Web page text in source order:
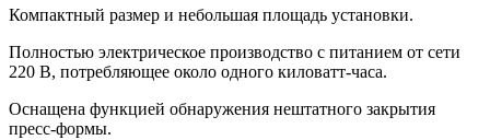
Компактный размер и небольшая площадь установки.
Полностью электрическое производство с питанием от сети
220 В, потребляющее около одного киловатт-часа.
Оснащена функцией обнаружения нештатного закрытия
пресс-формы.